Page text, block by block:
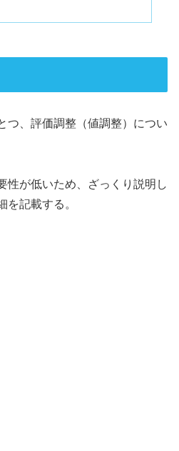
つ、評価調整（値調整）につい
性が低いため、ざっくり説明し
記載する。